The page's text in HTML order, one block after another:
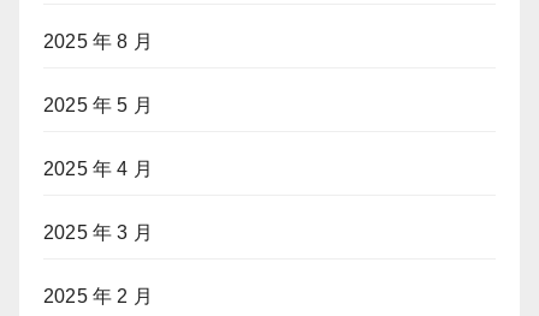
2025 年 8 月
2025 年 5 月
2025 年 4 月
2025 年 3 月
2025 年 2 月